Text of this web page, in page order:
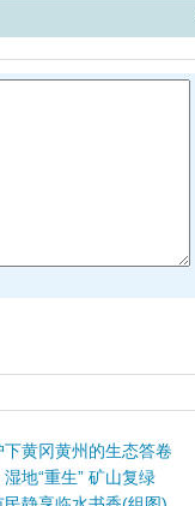
下黄冈黄州的生态答卷
地“重生” 矿山复绿